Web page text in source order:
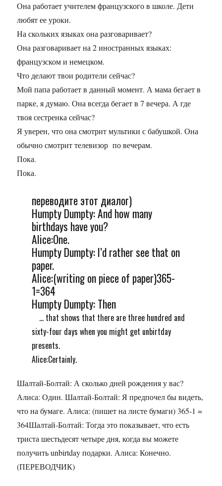
Она работает учителем французского в школе. Дети
любят ее уроки.
На скольких языках она разговаривает?
Она разговаривает на 2 иностранных языках:
французском и немецком.
Что делают твои родители сейчас?
Мой папа работает в данный момент. А мама бегает в
парке, я думаю. Она всегда бегает в 7 вечера. А где
твоя сестренка сейчас?
Я уверен, что она смотрит мультики с бабушкой. Она
обычно смотрит телевизор по вечерам.
Пока.
Пока.
переводите этот диалог)
Humpty Dumpty: And how many
birthdays have you?
Alice:One.
Humpty Dumpty: I’d rather see that on
paper.
Alice:(writing on piece of paper)365-
1=364
Humpty Dumpty: Then
... that shows that there are three hundred and
sixty-four days when you might get unbirtday
presents.
Alice:Certainly.
Шалтай-Болтай: А сколько дней рождения у вас?
Алиса: Один. Шалтай-Болтай: Я предпочел бы видеть,
что на бумаге. Алиса: (пишет на листе бумаги) 365-1 =
364Шалтай-Болтай: Тогда это показывает, что есть
триста шестьдесят четыре дня, когда вы можете
получить unbirtday подарки. Алиса: Конечно.
(ПЕРЕВОДЧИК)